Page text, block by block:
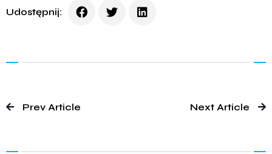
Udostępnij:
Prev Article Next Article